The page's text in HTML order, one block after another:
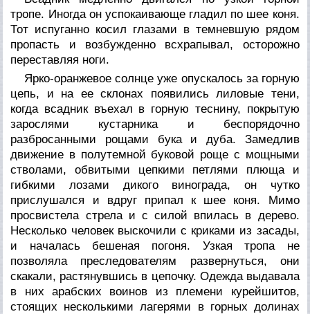
тропе. Иногда он успокаивающе гладил по шее коня.
Тот испуганно косил глазами в темневшую рядом
пропасть и возбужденно всхрапывал, осторожно
переставляя ноги.
Ярко-оранжевое солнце уже опускалось за горную
цепь, и на ее склонах появились лиловые тени,
когда всадник въехал в горную теснину, покрытую
зарослями кустарника и беспорядочно
разбросанными рощами бука и дуба. Замедлив
движение в полутемной буковой роще с мощными
стволами, обвитыми цепкими петлями плюща и
гибкими лозами дикого винограда, он чутко
прислушался и вдруг припал к шее коня. Мимо
просвистела стрела и с силой впилась в дерево.
Несколько человек выскочили с криками из засады,
и началась бешеная погоня. Узкая тропа не
позволяла преследователям развернуться, они
скакали, растянувшись в цепочку. Одежда выдавала
в них арабских воинов из племени курейшитов,
стоящих несколькими лагерями в горных долинах